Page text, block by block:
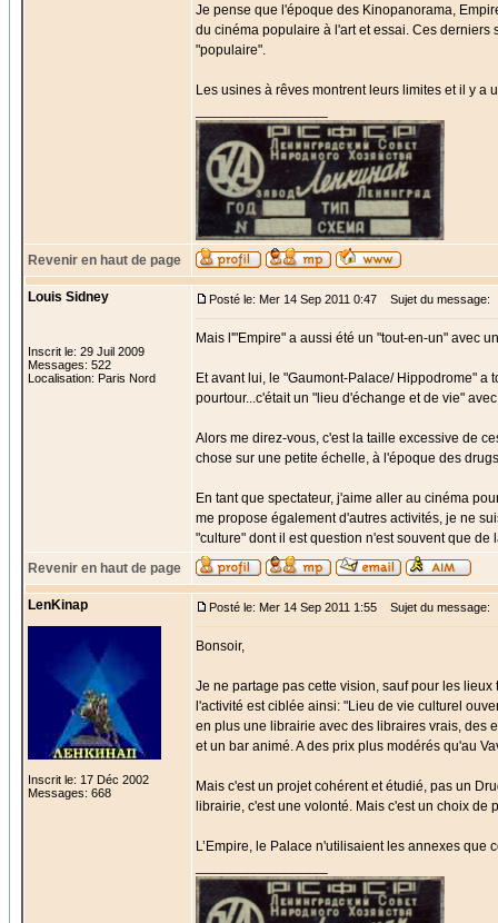
Je pense que l'époque des Kinopanorama,
du cinéma populaire à l'art et essai. Ces
"populaire".
Les usines à rêves montrent leurs limites et il y a
Revenir en haut de page
Louis Sidney
Inscrit le: 29 Juil 2009
Messages: 522
Localisation: Paris Nord
Posté le: Mer 14 Sep 2011 0:47 Sujet du message:
Mais l'"Empire" a aussi été un "tout-en-un" avec
Et avant lui, le "Gaumont-Palace/ Hippodrome"
pourtour...c'était un "lieu d'échange et de vie"
Alors me direz-vous, c'est la taille excessive de
chose sur une petite échelle, à l'époque des
En tant que spectateur, j'aime aller au cinéma
me propose également d'autres activités, je ne
"culture" dont il est question n'est souvent que de
Revenir en haut de page
LenKinap
Inscrit le: 17 Déc 2002
Messages: 668
Posté le: Mer 14 Sep 2011 1:55 Sujet du message:
Bonsoir,
Je ne partage pas cette vision, sauf pour les
l'activité est ciblée ainsi: "Lieu de vie culturel
en plus une librairie avec des libraires vrais, des
et un bar animé. A des prix plus modérés qu'au
Mais c'est un projet cohérent et étudié, pas un
librairie, c'est une volonté. Mais c'est un choix
L’Empire, le Palace n'utilisaient les annexes que